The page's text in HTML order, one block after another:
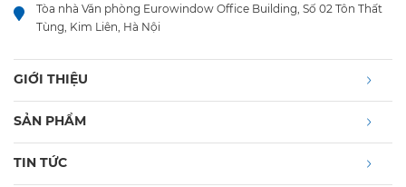
Tòa nhà Văn phòng Eurowindow Office Building, Số 02 Tôn Thất
Tùng, Kim Liên, Hà Nội
GIỚI THIỆU
SẢN PHẨM
TIN TỨC